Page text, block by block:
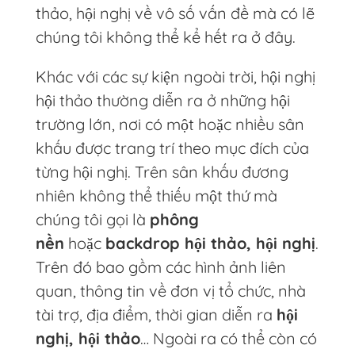
thảo, hội nghị về vô số vấn đề mà có lẽ
chúng tôi không thể kể hết ra ở đây.
Khác với các sự kiện ngoài trời, hội nghị
hội thảo thường diễn ra ở những hội
trường lớn, nơi có một hoặc nhiều sân
khấu được trang trí theo mục đích của
từng hội nghị. Trên sân khấu đương
nhiên không thể thiếu một thứ mà
chúng tôi gọi là phông
nền hoặc backdrop hội thảo, hội nghị.
Trên đó bao gồm các hình ảnh liên
quan, thông tin về đơn vị tổ chức, nhà
tài trợ, địa điểm, thời gian diễn ra hội
nghị, hội thảo… Ngoài ra có thể còn có